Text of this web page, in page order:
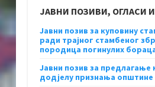
ЈАВНИ ПОЗИВИ, ОГЛАСИ
Јавни позив за куповину
ради трајног стамбеног
породица погинулих
Јавни позив за предлагање
додјелу признања